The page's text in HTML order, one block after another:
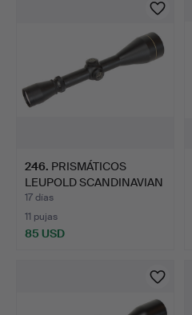
246. PRISMÁTICOS
LEUPOLD SCANDINAVIAN
3-9X50 VX…
17 días
11 pujas
85 USD